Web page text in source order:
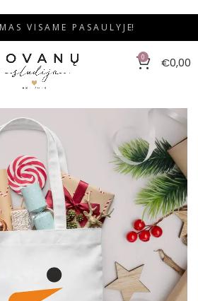
A S V I S A M E P A S A U L Y J E!
0 €0,00